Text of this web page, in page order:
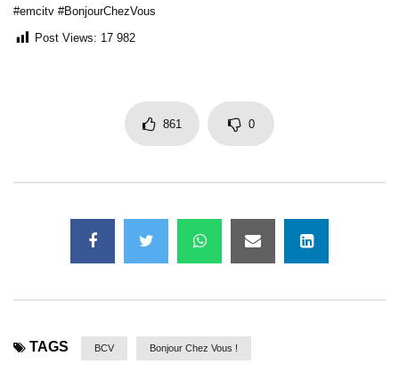
#emcitv #BonjourChezVous
Post Views: 17 982
861 0
TAGS BCV Bonjour Chez Vous !